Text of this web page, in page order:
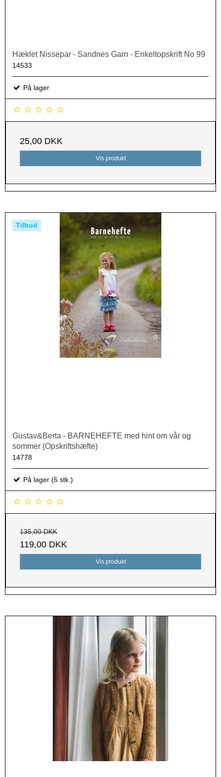
Hæklet Nissepar - Sandnes Garn - Enkeltopskrift No 99
14533
På lager
25,00 DKK
Vis produkt
Tilbud
Gustav&Berta - BARNEHEFTE med hint om vår og
sommer (Opskriftshæfte)
14778
På lager (5 stk.)
135,00 DKK
119,00 DKK
Vis produkt